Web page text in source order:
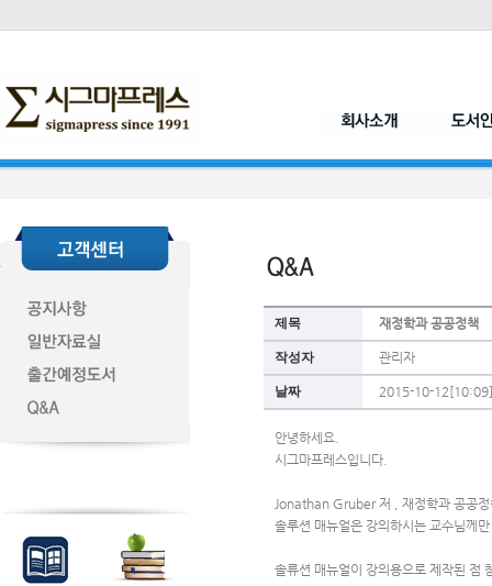
제목 재정학과 공공정책
작성자 관리자
날짜 2015-10-12[10:09]
안녕하세요.
시그마프레스입니다.
Jonathan Gruber 저 , 재정학과 공공정
솔루션 매뉴얼은 강의하시는 교수님께
솔류션 매뉴얼이 강의용으로 제작된 점